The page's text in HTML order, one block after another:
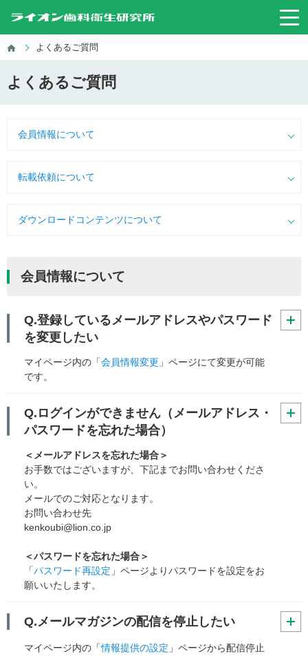
よくあるご質問
よくあるご質問
会員情報について
転載依頼について
ダウンロードコンテンツについて
会員情報について
Q.登録しているメールアドレスやパスワード
を変更したい
マイページ内の「会員情報変更 」ページにて変更が可能
です。
Q.ログインができません（メールアドレス・
パスワードを忘れた場合）
＜メールアドレスを忘れた場合＞
お手数ではございますが、下記までお問い合わせくださ
い。
メールでのご対応となります。
お問い合わせ先
kenkoubi@lion.co.jp
＜パスワードを忘れた場合＞
「パスワード再設定 」ページよりパスワードを設定をお
願いいたします。
Q.メールマガジンの配信を停止したい
マイページ内の「情報提供の設定 」ページから配信停止